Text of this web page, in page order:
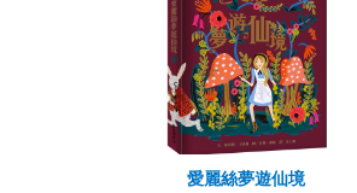
愛麗絲夢遊仙境